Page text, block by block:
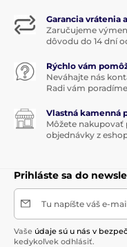
Garancia vrátenia
Zaručujeme
dôvodu do 14 dní
Rýchlo vám
Neváhajte nás
Radi vám
Vlastná kamenná
Môžete
objednávky z
Prihláste sa do
Tu napíšte váš e-
Vaše údaje sú u nás v
kedykoľvek odhlásiť.